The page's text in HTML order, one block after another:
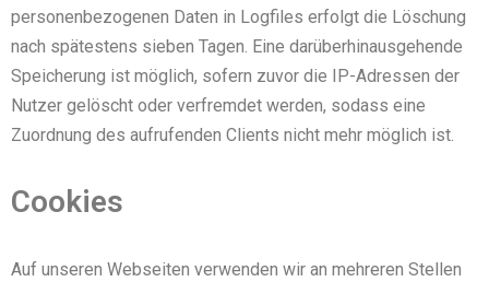
personenbezogenen Daten in Logfiles erfolgt die Löschung
nach spätestens sieben Tagen. Eine darüberhinausgehende
Speicherung ist möglich, sofern zuvor die IP-Adressen der
Nutzer gelöscht oder verfremdet werden, sodass eine
Zuordnung des aufrufenden Clients nicht mehr möglich ist.
Cookies
Auf unseren Webseiten verwenden wir an mehreren Stellen